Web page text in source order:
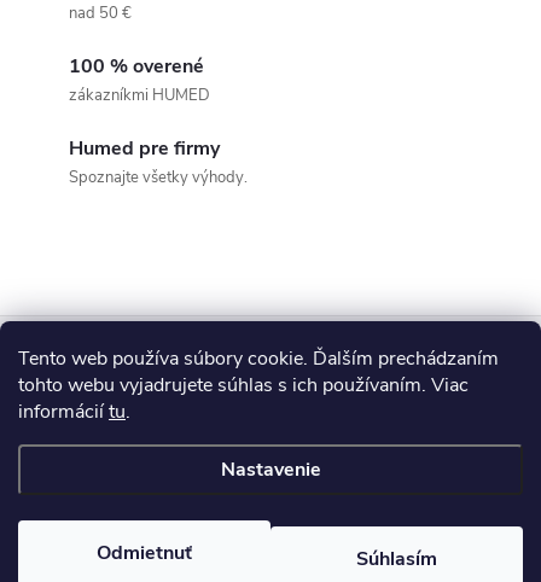
Tento web používa súbory cookie. Ďalším prechádzaním
tohto webu vyjadrujete súhlas s ich používaním. Viac
informáciítu.
Nastavenie
Odmietnuť Súhlasím
v
k
y
v
ý
nad 50 €
100 % overené
zákazníkmi HUMED
Humed pre firmy
Spoznajte všetky výhody.
Z
á
p
ä
Blog
Informácie pre vás
. Všetky práva vyhradené.